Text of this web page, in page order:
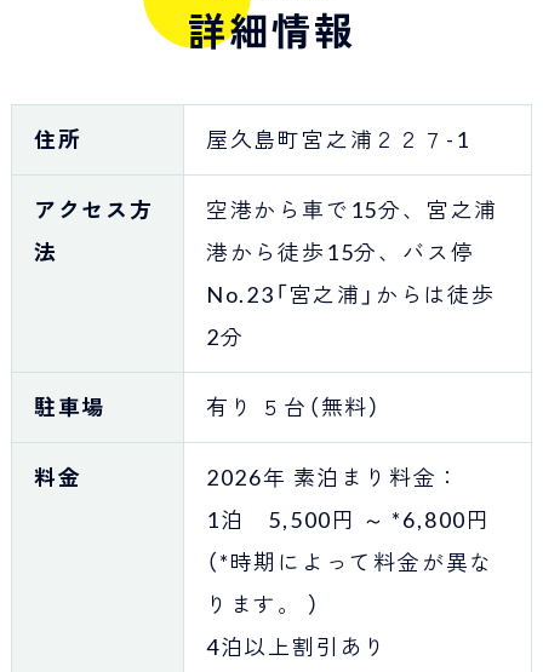
詳細情報
住所 屋久島町宮之浦２２７-1
アクセス方
法
空港から車で15分、宮之浦
港から徒歩15分、バス停
No.23「宮之浦」からは徒歩
2分
駐車場 有り ５台（無料）
料金
2026年 素泊まり料金：
1泊 5,500円 ～ *6,800円
（*時期によって料金が異な
ります。 ）
4泊以上割引あり